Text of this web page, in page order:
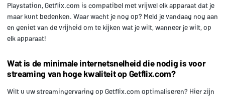
Playstation, Getflix.com is compatibel met vrijwel elk apparaat dat je
maar kunt bedenken. Waar wacht je nog op? Meld je vandaag nog aan
en geniet van de vrijheid om te kijken wat je wilt, wanneer je wilt, op
elk apparaat!
Wat is de minimale internetsnelheid die nodig is voor
streaming van hoge kwaliteit op Getflix.com?
Wilt u uw streamingervaring op Getflix.com optimaliseren? Hier zijn